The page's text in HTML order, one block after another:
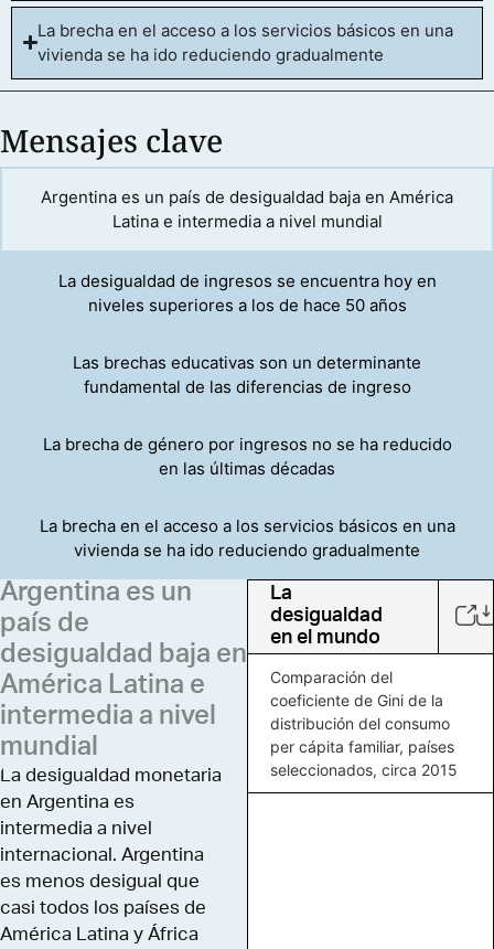
produce para
encuestas relevan
ingresos.
La brecha en el acceso a los servicios básicos en una
vivienda se ha ido reduciendo gradualmente
Mensajes clave
Argentina es un país de desigualdad baja en América
Latina e intermedia a nivel mundial
La desigualdad de ingresos se encuentra hoy en
niveles superiores a los de hace 50 años
Las brechas educativas son un determinante
fundamental de las diferencias de ingreso
La brecha de género por ingresos no se ha reducido
en las últimas décadas
La brecha en el acceso a los servicios básicos en una
vivienda se ha ido reduciendo gradualmente
Argentina es un
país de
desigualdad baja en
América Latina e
intermedia a nivel
mundial
La desigualdad monetaria
en Argentina es
intermedia a nivel
internacional. Argentina
es menos desigual que
casi todos los países de
América Latina y África
La
desigualdad
en el mundo
Comparación del
coeficiente de Gini de la
distribución del consumo
per cápita familiar, países
seleccionados, circa 2015